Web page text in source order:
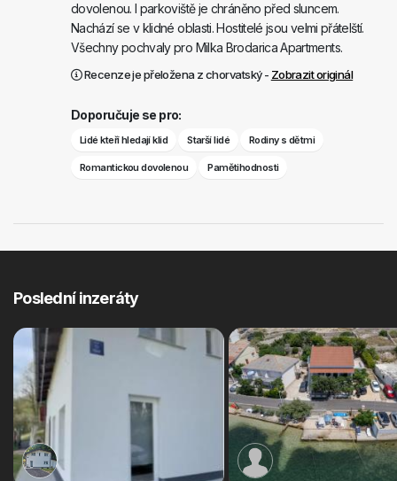
dovolenou. I parkoviště je chráněno před sluncem.
Nachází se v klidné oblasti. Hostitelé jsou velmi přátelští.
Všechny pochvaly pro Milka Brodarica Apartments.
Recenze je přeložena z chorvatský - Zobrazit originál
Doporučuje se pro:
Lidé kteří hledají klid Starší lidé Rodiny s dětmi
Romantickou dovolenou Pamětihodnosti
Poslední inzeráty